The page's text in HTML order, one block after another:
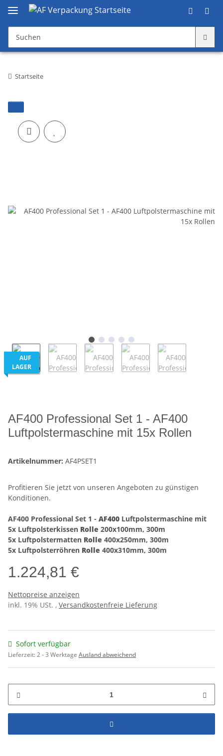
Startseite
AUF
LAGER
AF400 Professional Set 1 - AF400
Luftpolstermaschine mit 15x Rollen
Artikelnummer: AF4PSET1
Profitieren Sie jetzt von unseren Angeboten zu günstigen
Konditionen.
AF400 Professional Set 1 - AF400 Luftpolstermaschine mit
5x Luftpolsterkissen Rolle 200x100mm, 300m
5x Luftpolstermatten Rolle 400x250mm, 300m
5x Luftpolsterröhren Rolle 400x310mm, 300m
1.224,81 €
Nettopreise anzeigen
inkl. 19% USt. , Versandkostenfreie Lieferung
Sofort verfügbar
Lieferzeit:2 - 3 Werktage Ausland abweichend